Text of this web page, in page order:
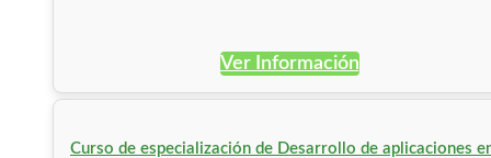
Ver Información
Curso de especialización de Desarrollo de aplicaciones